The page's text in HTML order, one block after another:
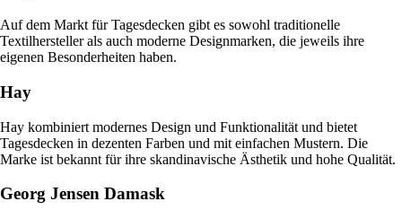
Auf dem Markt für Tagesdecken gibt es sowohl traditionelle
Textilhersteller als auch moderne Designmarken, die jeweils ihre
eigenen Besonderheiten haben.
Hay
Hay kombiniert modernes Design und Funktionalität und bietet
Tagesdecken in dezenten Farben und mit einfachen Mustern. Die
Marke ist bekannt für ihre skandinavische Ästhetik und hohe Qualität.
Georg Jensen Damask